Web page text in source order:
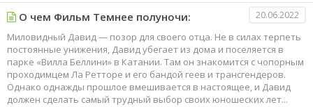
О чем Фильм Темнее полуночи: 20.06.2022
Миловидный Давид — позор для своего отца. Не в силах терпеть
постоянные унижения, Давид убегает из дома и поселяется в
парке «Вилла Беллини» в Катании. Там он знакомится с чопорным
проходимцем Ла Ретторе и его бандой геев и трансгендеров.
Однако однажды прошлое вмешивается в настоящее, и Давид
должен сделать самый трудный выбор своих юношеских лет...